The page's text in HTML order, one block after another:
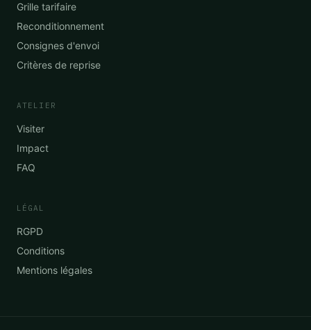
Grille tarifaire
Reconditionnement
Consignes d'envoi
Critères de reprise
ATELIER
Visiter
Impact
FAQ
LÉGAL
RGPD
Conditions
Mentions légales